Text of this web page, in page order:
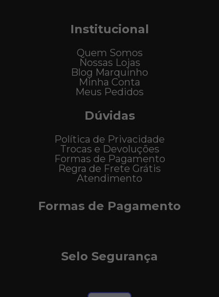
Institucional
Quem Somos
Nossas Lojas
Blog Marquinho
Minha Conta
Meus Pedidos
Dúvidas
Política de Privacidade
Trocas e Devoluções
Formas de Pagamento
Regra de Frete Grátis
Atendimento
Formas de Pagamento
Selo Segurança